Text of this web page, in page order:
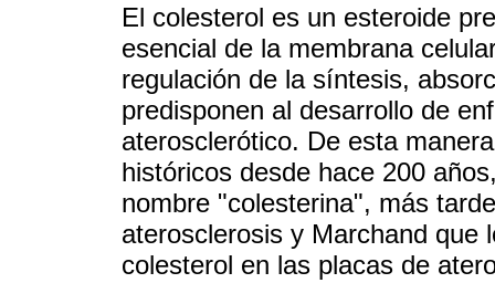
El colesterol es un esteroide
esencial de la membrana
regulación de la síntesis,
predisponen al desarrollo de
aterosclerótico. De esta
históricos desde hace 200
nombre "colesterina", más
aterosclerosis y Marchand que
colesterol en las placas de